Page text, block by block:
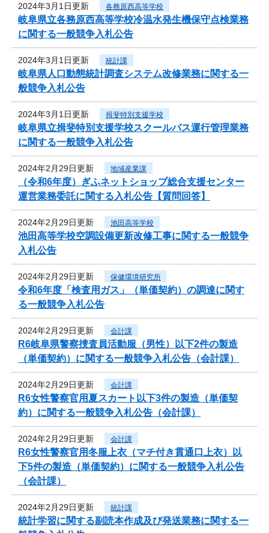
2024年3月1日更新 各務原西高等学校
岐阜県立各務原西高等学校冷温水発生機保守点検業務
に関する一般競争入札公告
2024年3月1日更新 統計課
岐阜県人口動態統計調査システム改修業務に関する一
般競争入札公告
2024年3月1日更新 揖斐特別支援学校
岐阜県立揖斐特別支援学校スクールバス運行管理業務
に関する一般競争入札公告
2024年2月29日更新 地域産業課
（令和6年度）ぎふネットショップ総合支援センター
運営業務委託に関する入札公告【質問回答】
2024年2月29日更新 池田高等学校
池田高等学校空調設備更新改修工事に関する一般競争
入札公告
2024年2月29日更新 保健環境研究所
令和6年度「検査用ガス」（単価契約）の調達に関す
る一般競争入札公告
2024年2月29日更新 会計課
R6岐阜県警察捜査員活動服（男性）以下2件の製造
（単価契約）に関する一般競争入札公告（会計課）
2024年2月29日更新 会計課
R6女性警察官用夏スカート以下3件の製造（単価契
約）に関する一般競争入札公告（会計課）
2024年2月29日更新 会計課
R6女性警察官用冬服上衣（マチ付き貫通口上衣）以
下5件の製造（単価契約）に関する一般競争入札公告
（会計課）
2024年2月29日更新 統計課
統計学習に関する副読本作成及び発送業務に関する一